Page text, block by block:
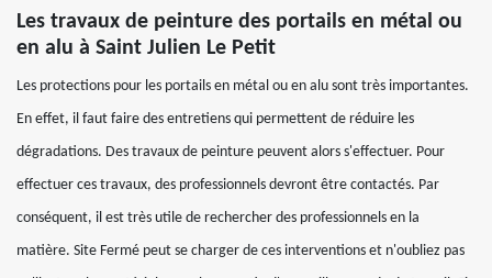
Les travaux de peinture des portails en métal ou
en alu à Saint Julien Le Petit
Les protections pour les portails en métal ou en alu sont très importantes.
En effet, il faut faire des entretiens qui permettent de réduire les
dégradations. Des travaux de peinture peuvent alors s'effectuer. Pour
effectuer ces travaux, des professionnels devront être contactés. Par
conséquent, il est très utile de rechercher des professionnels en la
matière. Site Fermé peut se charger de ces interventions et n'oubliez pas